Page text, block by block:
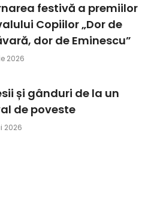
festivă a premiilor
Copiilor „Dor de
dor de Eminescu”
2026
și gânduri de la un
de poveste
2026